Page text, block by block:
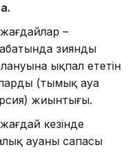
–
зиянды
ықпал ететін
(тымық ауа
жиынтығы.
кезінде
ауаның сапасы